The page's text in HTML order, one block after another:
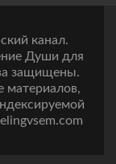
канал.
Души для
защищены.
материалов,